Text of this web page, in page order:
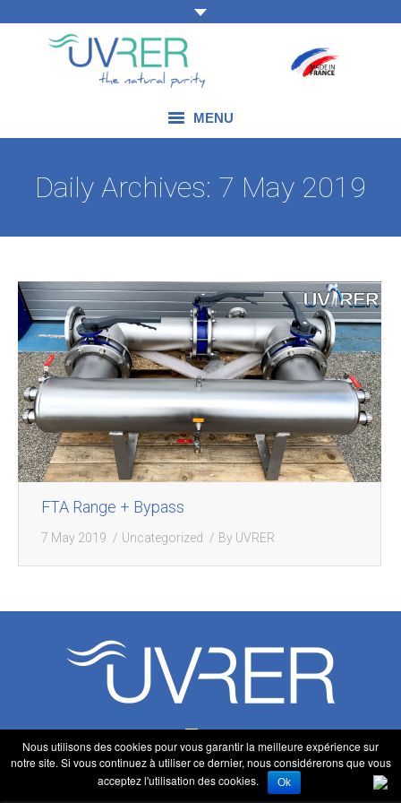
MENU
BLOG
CONTACT US
Daily Archives: 7 May 2019
FTA Range + Bypass
7 May 2019 Uncategorized By UVRER
z1
Nous utilisons des cookies pour vous garantir la meilleure expérience sur
notre site. Si vous continuez à utiliser ce dernier, nous considérerons que vous
acceptez l'utilisation des cookies.
Ok